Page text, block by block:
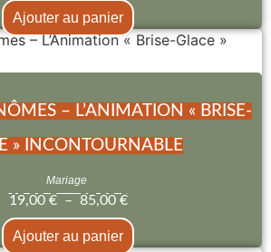
Ajouter au panier
– L’ANIMATION « BRISE-
» INCONTOURNABLE
Mariage
19,00 € – 85,00 €
Ajouter au panier